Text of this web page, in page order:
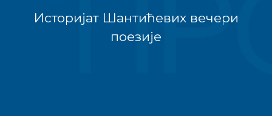
Историјат Шантићевих вечери
поезије